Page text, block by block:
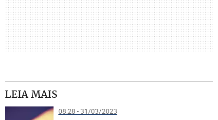
LEIA MAIS
08:28 - 31/03/2023